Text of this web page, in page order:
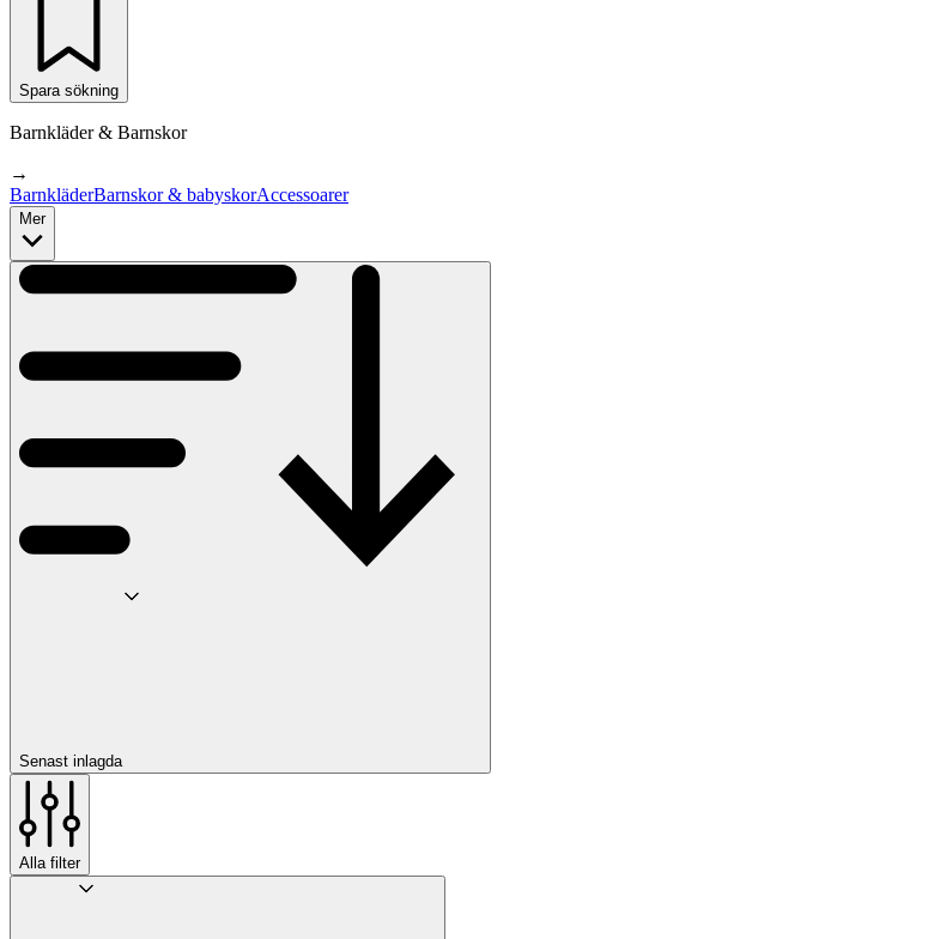
Spara sökning
Barnkläder & Barnskor
→
BarnkläderBarnskor & babyskorAccessoarer
Mer
Senast inlagda
Alla filter